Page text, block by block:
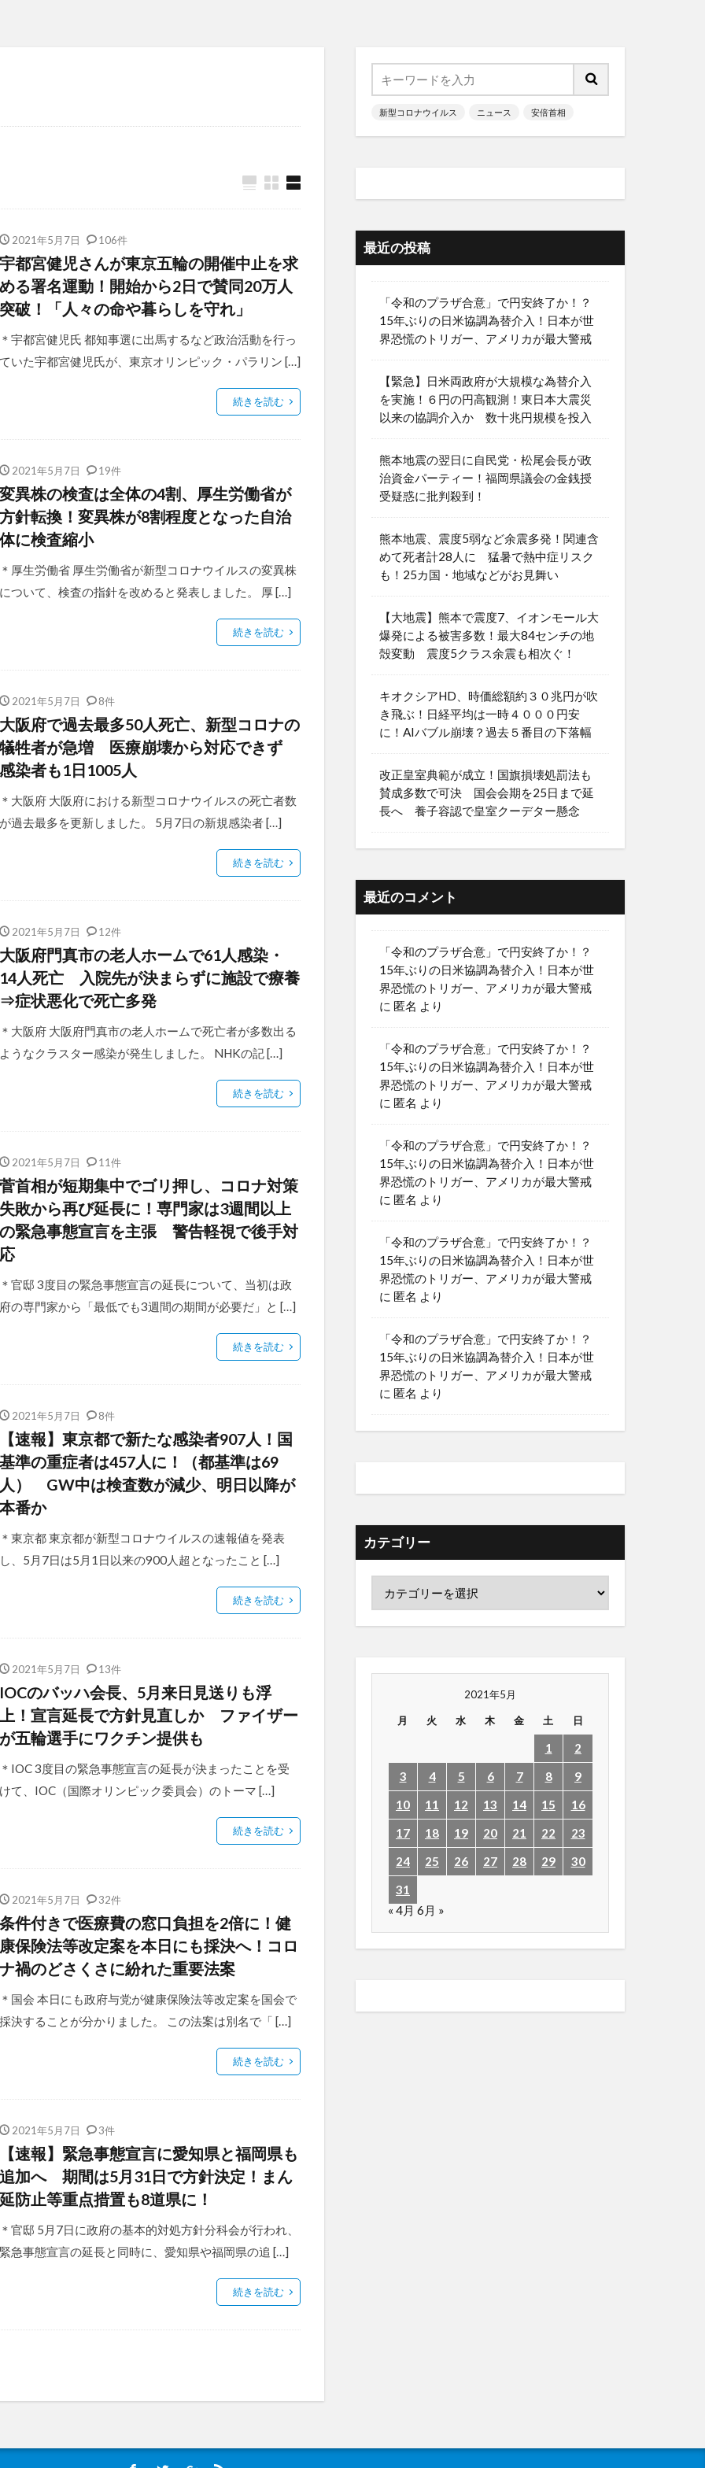
2021年5月7日 106件
宇都宮健児さんが東京五輪の開催中止を求
める署名運動！開始から2日で賛同20万人
突破！「人々の命や暮らしを守れ」
＊宇都宮健児氏 都知事選に出馬するなど政治活動を行っ
ていた宇都宮健児氏が、東京オリンピック・パラリン […]
続きを読む
2021年5月7日 19件
変異株の検査は全体の4割、厚生労働省が
方針転換！変異株が8割程度となった自治
体に検査縮小
＊厚生労働省 厚生労働省が新型コロナウイルスの変異株
について、検査の指針を改めると発表しました。 厚 […]
続きを読む
2021年5月7日 8件
大阪府で過去最多50人死亡、新型コロナの
犠牲者が急増 医療崩壊から対応できず
感染者も1日1005人
＊大阪府 大阪府における新型コロナウイルスの死亡者数
が過去最多を更新しました。 5月7日の新規感染者 […]
続きを読む
2021年5月7日 12件
大阪府門真市の老人ホームで61人感染・
14人死亡 入院先が決まらずに施設で療養
⇒症状悪化で死亡多発
＊大阪府 大阪府門真市の老人ホームで死亡者が多数出る
ようなクラスター感染が発生しました。 NHKの記 […]
続きを読む
2021年5月7日 11件
菅首相が短期集中でゴリ押し、コロナ対策
失敗から再び延長に！専門家は3週間以上
の緊急事態宣言を主張 警告軽視で後手対
応
＊官邸 3度目の緊急事態宣言の延長について、当初は政
府の専門家から「最低でも3週間の期間が必要だ」と […]
続きを読む
2021年5月7日 8件
【速報】東京都で新たな感染者907人！国
基準の重症者は457人に！（都基準は69
人） GW中は検査数が減少、明日以降が
本番か
＊東京都 東京都が新型コロナウイルスの速報値を発表
し、5月7日は5月1日以来の900人超となったこと […]
続きを読む
2021年5月7日 13件
IOCのバッハ会長、5月来日見送りも浮
上！宣言延長で方針見直しか ファイザー
が五輪選手にワクチン提供も
＊IOC 3度目の緊急事態宣言の延長が決まったことを受
けて、IOC（国際オリンピック委員会）のトーマ […]
続きを読む
2021年5月7日 32件
条件付きで医療費の窓口負担を2倍に！健
康保険法等改定案を本日にも採決へ！コロ
ナ禍のどさくさに紛れた重要法案
＊国会 本日にも政府与党が健康保険法等改定案を国会で
採決することが分かりました。 この法案は別名で「 […]
続きを読む
2021年5月7日 3件
【速報】緊急事態宣言に愛知県と福岡県も
追加へ 期間は5月31日で方針決定！まん
延防止等重点措置も8道県に！
＊官邸 5月7日に政府の基本的対処方針分科会が行われ、
緊急事態宣言の延長と同時に、愛知県や福岡県の追 […]
続きを読む
新型コロナウイルス ニュース 安倍首相
最近の投稿
「令和のプラザ合意」で円安終了か！？
15年ぶりの日米協調為替介入！日本が世
界恐慌のトリガー、アメリカが最大警戒
【緊急】日米両政府が大規模な為替介入
を実施！６円の円高観測！東日本大震災
以来の協調介入か 数十兆円規模を投入
熊本地震の翌日に自民党・松尾会長が政
治資金パーティー！福岡県議会の金銭授
受疑惑に批判殺到！
熊本地震、震度5弱など余震多発！関連含
めて死者計28人に 猛暑で熱中症リスク
も！25カ国・地域などがお見舞い
【大地震】熊本で震度7、イオンモール大
爆発による被害多数！最大84センチの地
殻変動 震度5クラス余震も相次ぐ！
キオクシアHD、時価総額約３０兆円が吹
き飛ぶ！日経平均は一時４０００円安
に！AIバブル崩壊？過去５番目の下落幅
改正皇室典範が成立！国旗損壊処罰法も
賛成多数で可決 国会会期を25日まで延
長へ 養子容認で皇室クーデター懸念
最近のコメント
「令和のプラザ合意」で円安終了か！？
15年ぶりの日米協調為替介入！日本が世
界恐慌のトリガー、アメリカが最大警戒
に 匿名 より
「令和のプラザ合意」で円安終了か！？
15年ぶりの日米協調為替介入！日本が世
界恐慌のトリガー、アメリカが最大警戒
に 匿名 より
「令和のプラザ合意」で円安終了か！？
15年ぶりの日米協調為替介入！日本が世
界恐慌のトリガー、アメリカが最大警戒
に 匿名 より
「令和のプラザ合意」で円安終了か！？
15年ぶりの日米協調為替介入！日本が世
界恐慌のトリガー、アメリカが最大警戒
に 匿名 より
「令和のプラザ合意」で円安終了か！？
15年ぶりの日米協調為替介入！日本が世
界恐慌のトリガー、アメリカが最大警戒
に 匿名 より
カテゴリー
2021年5月
月 火 水 木 金 土 日
1
2
3
4 5 6 7 8
9
10
11 12 13 14 15
16
17
18 19 20 21 22
23
24
25 26 27 28 29
30
31
« 4月 6月 »